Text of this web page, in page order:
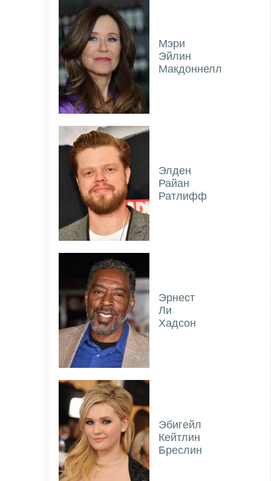
Мэри
Эйлин
Макдоннелл
Элден
Райан
Ратлифф
Эрнест
Ли
Хадсон
Эбигейл
Кейтлин
Бреслин